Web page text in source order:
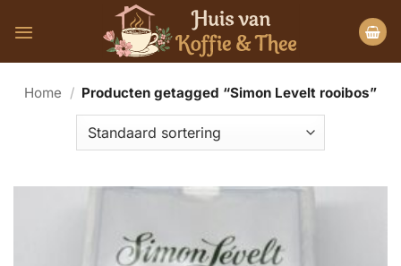
naar
Home / Producten getagged “Simon Levelt rooibos”